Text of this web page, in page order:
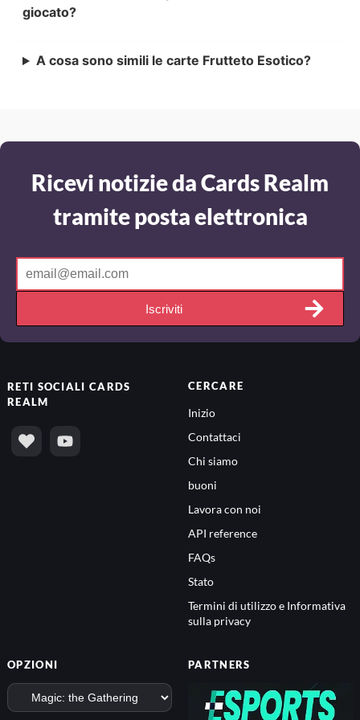
giocato?
A cosa sono simili le carte Frutteto Esotico?
Ricevi notizie da Cards Realm
tramite posta elettronica
Iscriviti
RETI SOCIALICARDS
REALM
CERCARE
Inizio
Contattaci
Chi siamo
buoni
Lavora con noi
API reference
FAQs
Stato
Termini di utilizzo e Informativa
sulla privacy
OPZIONI PARTNERS